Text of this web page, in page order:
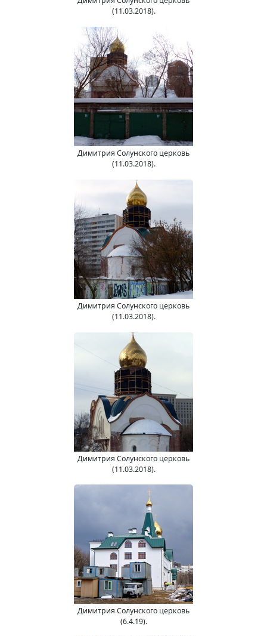
(11.03.2018).
Димитрия Солунского церковь
(11.03.2018).
Димитрия Солунского церковь
(11.03.2018).
Димитрия Солунского церковь
(11.03.2018).
Димитрия Солунского церковь
(6.4.19).